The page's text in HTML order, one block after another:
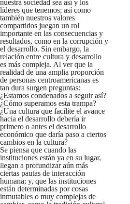
nuestra sociedad sea así y los
líderes que tenemos; así como
también nuestros valores
compartidos juegan un rol
importante en las consecuencias y
resultados, como en la corrupción y
el desarrollo. Sin embargo, la
relación entre cultura y desarrollo
es más compleja. Al ver que la
realidad de una amplia proporción
de personas centroamericanas es
tan dura surgen preguntas:
¿Estamos condenados a seguir así?
¿Cómo superamos esta trampa?
¿Una cultura que facilite el avance
hacia el desarrollo debería ir
primero o antes el desarrollo
económico que daría paso a ciertos
cambios en la cultura?
Se piensa que cuando las
instituciones están ya en su lugar,
llegan a profundizar aún más
ciertas pautas de interacción
humana; y, que las instituciones
están determinadas por cosas
inmutables o muy complejas de